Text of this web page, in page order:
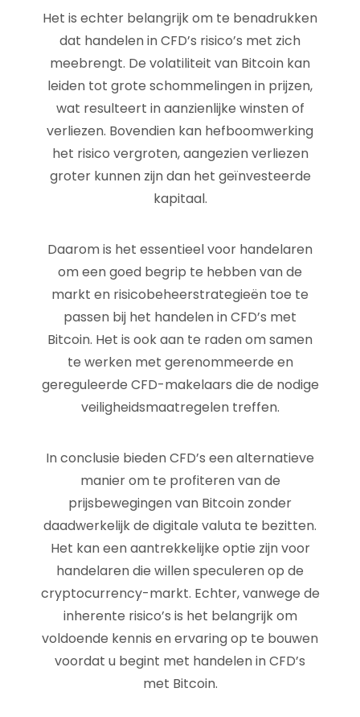
Het is echter belangrijk om te benadrukken
dat handelen in CFD’s risico’s met zich
meebrengt. De volatiliteit van Bitcoin kan
leiden tot grote schommelingen in prijzen,
wat resulteert in aanzienlijke winsten of
verliezen. Bovendien kan hefboomwerking
het risico vergroten, aangezien verliezen
groter kunnen zijn dan het geïnvesteerde
kapitaal.
Daarom is het essentieel voor handelaren
om een goed begrip te hebben van de
markt en risicobeheerstrategieën toe te
passen bij het handelen in CFD’s met
Bitcoin. Het is ook aan te raden om samen
te werken met gerenommeerde en
gereguleerde CFD-makelaars die de nodige
veiligheidsmaatregelen treffen.
In conclusie bieden CFD’s een alternatieve
manier om te profiteren van de
prijsbewegingen van Bitcoin zonder
daadwerkelijk de digitale valuta te bezitten.
Het kan een aantrekkelijke optie zijn voor
handelaren die willen speculeren op de
cryptocurrency-markt. Echter, vanwege de
inherente risico’s is het belangrijk om
voldoende kennis en ervaring op te bouwen
voordat u begint met handelen in CFD’s
met Bitcoin.